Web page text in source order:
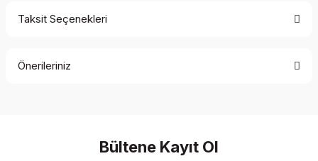
Taksit Seçenekleri
Önerileriniz
Görüş ve önerileriniz için teşekkür ederiz.
Bültene Kayıt Ol